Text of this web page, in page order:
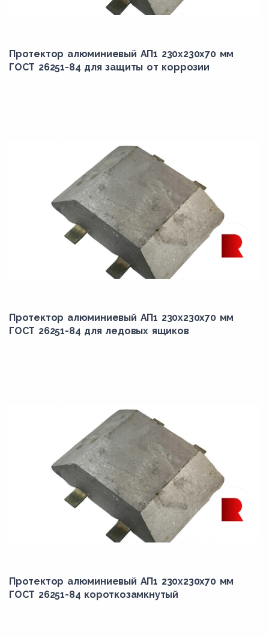
Протектор алюминиевый АП1 230х230х70 мм
ГОСТ 26251-84 для защиты от коррозии
Протектор алюминиевый АП1 230х230х70 мм
ГОСТ 26251-84 для ледовых ящиков
Протектор алюминиевый АП1 230х230х70 мм
ГОСТ 26251-84 короткозамкнутый